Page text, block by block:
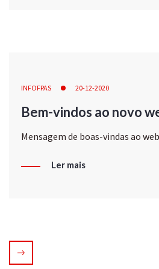
INFOFPAS 20-12-2020
Bem-vindos ao novo
Mensagem de boas-vindas ao
Ler mais